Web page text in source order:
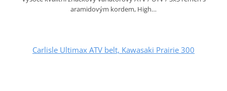
aramidovým kordem, High…
Carlisle Ultimax ATV belt, Kawasaki Prairie 300